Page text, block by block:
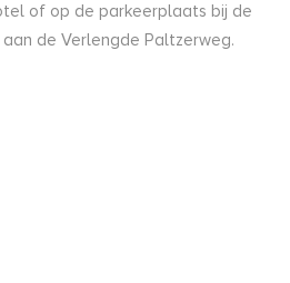
of op de parkeerplaats bij de
de Verlengde Paltzerweg.